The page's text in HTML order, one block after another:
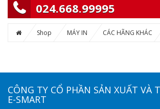
024.668.99995
Shop MÁY IN CÁC HÃNG KHÁC
CÔNG TY CỔ PHẦN SẢN XUẤT VÀ
E-SMART